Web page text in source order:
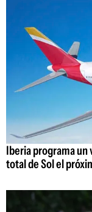
Iberia programa un
total de Sol el